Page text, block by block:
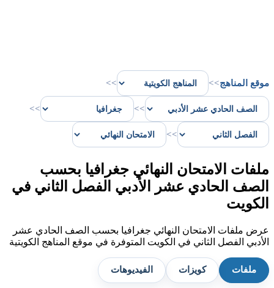
موقع المناهج>>
>>
>>
>>
>>
ملفات الامتحان النهائي جغرافيا بحسب
الصف الحادي عشر الأدبي الفصل الثاني في
الكويت
عرض ملفات الامتحان النهائي جغرافيا بحسب الصف الحادي عشر
الأدبي الفصل الثاني في الكويت المتوفرة في موقع المناهج الكويتية
ملفات كويزات الفيديوهات